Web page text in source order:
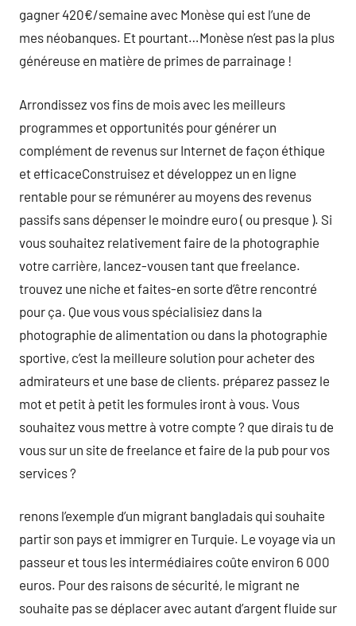
gagner 420€/semaine avec Monèse qui est l’une de
mes néobanques. Et pourtant…Monèse n’est pas la plus
généreuse en matière de primes de parrainage !
Arrondissez vos fins de mois avec les meilleurs
programmes et opportunités pour générer un
complément de revenus sur Internet de façon éthique
et efficaceConstruisez et développez un en ligne
rentable pour se rémunérer au moyens des revenus
passifs sans dépenser le moindre euro ( ou presque ). Si
vous souhaitez relativement faire de la photographie
votre carrière, lancez-vousen tant que freelance.
trouvez une niche et faites-en sorte d’être rencontré
pour ça. Que vous vous spécialisiez dans la
photographie de alimentation ou dans la photographie
sportive, c’est la meilleure solution pour acheter des
admirateurs et une base de clients. préparez passez le
mot et petit à petit les formules iront à vous. Vous
souhaitez vous mettre à votre compte ? que dirais tu de
vous sur un site de freelance et faire de la pub pour vos
services ?
renons l’exemple d’un migrant bangladais qui souhaite
partir son pays et immigrer en Turquie. Le voyage via un
passeur et tous les intermédiaires coûte environ 6 000
euros. Pour des raisons de sécurité, le migrant ne
souhaite pas se déplacer avec autant d’argent fluide sur